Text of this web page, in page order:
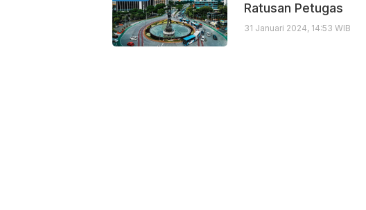
Ratusan Petugas
31 Januari 2024, 14:53 WIB